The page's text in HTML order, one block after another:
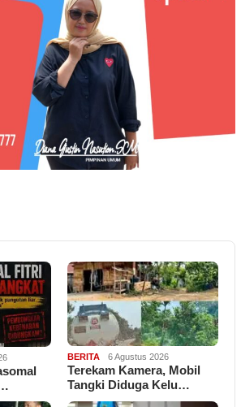
BERITA 6 Agustus 2026
Terekam Kamera, Mobil
Tangki Diduga Kelu…